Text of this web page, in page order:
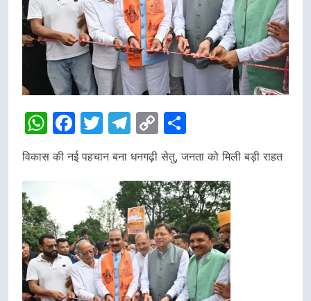
WhatsApp
Facebook
Twitter
Telegram
Copy
Link
विकास की नई पहचान बना धनगढ़ी सेतु, जनता को मिली बड़ी राहत